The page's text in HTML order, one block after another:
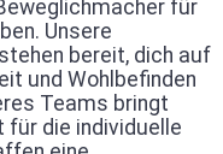
für
Unsere
bereit, dich auf
und Wohlbefinden
Teams bringt
für die individuelle